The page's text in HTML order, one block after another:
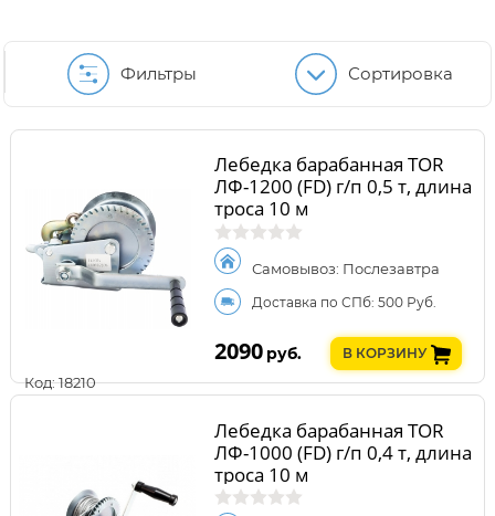
Фильтры Сортировка
Код: 18210
Лебедка барабанная TOR
ЛФ-1200 (FD) г/п 0,5 т, длина
троса 10 м
Самовывоз: Послезавтра
Доставка по СПб: 500 Руб.
2090 руб. В КОРЗИНУ
Лебедка барабанная TOR
ЛФ-1000 (FD) г/п 0,4 т, длина
троса 10 м